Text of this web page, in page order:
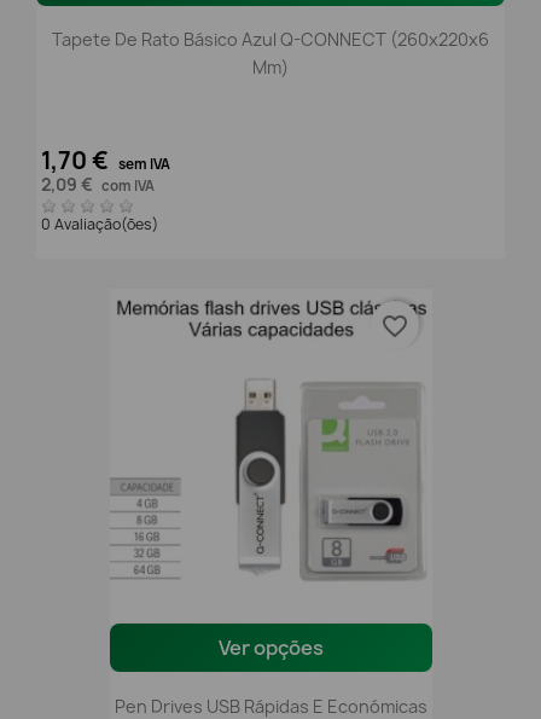
Tapete De Rato Básico Azul Q-CONNECT (260x220x6
Mm)
1,70 € sem IVA
2,09 € com IVA
0 Avaliação(ões)
Ver opções
Pen Drives USB Rápidas E Económicas
favorite_border